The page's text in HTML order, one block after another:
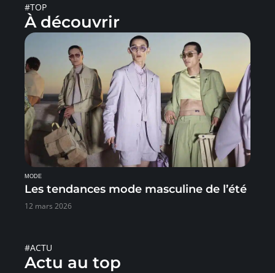
#TOP
À découvrir
MODE
Les tendances mode masculine de l’été
12 mars 2026
#ACTU
Actu au top